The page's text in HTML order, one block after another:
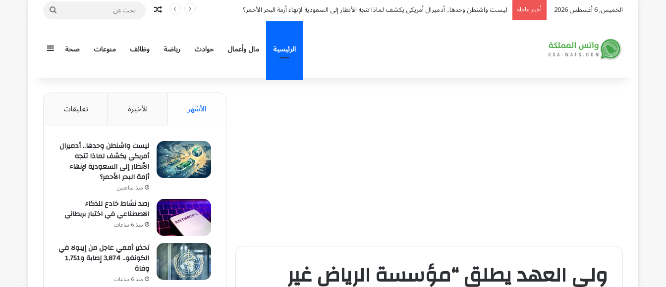
الخميس, 6 أغسطس 2026 أخبار عاجلة ليست واشنطن وحدها.. أدميرال أمريكي يكشف لماذا تتجه الأنظار إلى السعودية لإنهاء أزمة البحر الأحمر؟ مقال عشوائي
بحث
الرئيسية مال وأعمال حوادث رياضة وظائف منوعات صحة إضافة عمود
ولي العهد يطلق “مؤسسة الرياض غير
الأشهر الأخيرة تعليقات
ليست واشنطن وحدها.. أدميرال
أمريكي يكشف لماذا تتجه
الأنظار إلى السعودية لإنهاء
أزمة البحر الأحمر؟
منذ ساعتين
رصد نشاط خادع للذكاء
الاصطناعي في اختبار بريطاني
منذ 6 ساعات
تحذير أممي عاجل من إيبولا في
الكونغو.. 3,874 إصابة و1,751
وفاة
منذ 6 ساعات